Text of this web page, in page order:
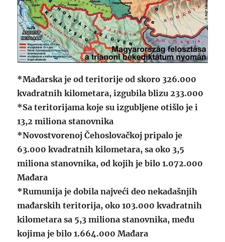
*Mađarska je od teritorije od skoro 326.000
kvadratnih kilometara, izgubila blizu 233.000
*Sa teritorijama koje su izgubljene otišlo je i
13,2 miliona stanovnika
*Novostvorenoj Čehoslovačkoj pripalo je
63.000 kvadratnih kilometara, sa oko 3,5
miliona stanovnika, od kojih je bilo 1.072.000
Mađara
*Rumunija je dobila najveći deo nekadašnjih
mađarskih teritorija, oko 103.000 kvadratnih
kilometara sa 5,3 miliona stanovnika, među
kojima je bilo 1.664.000 Mađara